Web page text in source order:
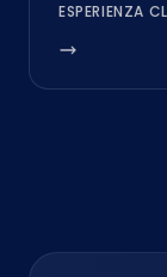
ESPERIENZA